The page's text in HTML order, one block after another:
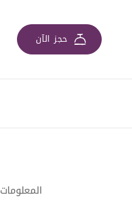
حجز الآن
المعلومات